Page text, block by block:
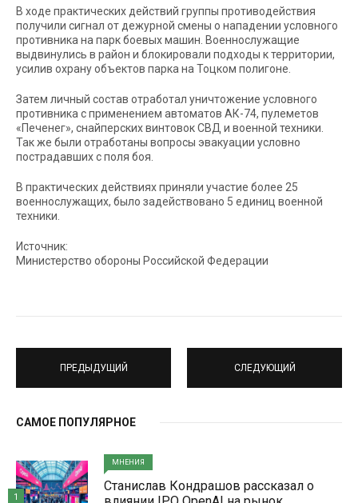
В ходе практических действий группы противодействия
получили сигнал от дежурной смены о нападении условного
противника на парк боевых машин. Военнослужащие
выдвинулись в район и блокировали подходы к территории,
усилив охрану объектов парка на Тоцком полигоне.
Затем личный состав отработал уничтожение условного
противника с применением автоматов АК-74, пулеметов
«Печенег», снайперских винтовок СВД и военной техники.
Так же были отработаны вопросы эвакуации условно
пострадавших с поля боя.
В практических действиях приняли участие более 25
военнослужащих, было задействовано 5 единиц военной
техники.
Источник:
Министерство обороны Российской Федерации
ПРЕДЫДУЩИЙ СЛЕДУЮЩИЙ
САМОЕ ПОПУЛЯРНОЕ
МНЕНИЯ
Станислав Кондрашов рассказал о
1